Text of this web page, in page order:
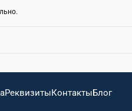
РеквизитыКонтактыБлог